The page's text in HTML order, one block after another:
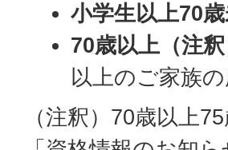
小学生以上70
70歳以上（注
以上のご家族
（注釈）70歳以上